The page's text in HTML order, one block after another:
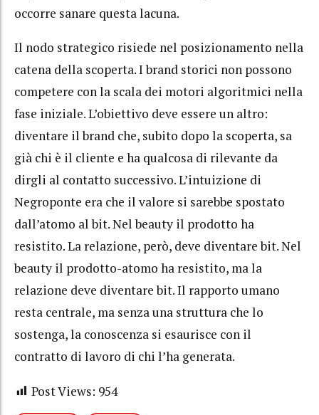
occorre sanare questa lacuna.
Il nodo strategico risiede nel posizionamento nella
catena della scoperta. I brand storici non possono
competere con la scala dei motori algoritmici nella
fase iniziale. L’obiettivo deve essere un altro:
diventare il brand che, subito dopo la scoperta, sa
già chi è il cliente e ha qualcosa di rilevante da
dirgli al contatto successivo. L’intuizione di
Negroponte era che il valore si sarebbe spostato
dall’atomo al bit. Nel beauty il prodotto ha
resistito. La relazione, però, deve diventare bit. Nel
beauty il prodotto-atomo ha resistito, ma la
relazione deve diventare bit. Il rapporto umano
resta centrale, ma senza una struttura che lo
sostenga, la conoscenza si esaurisce con il
contratto di lavoro di chi l’ha generata.
Post Views: 954